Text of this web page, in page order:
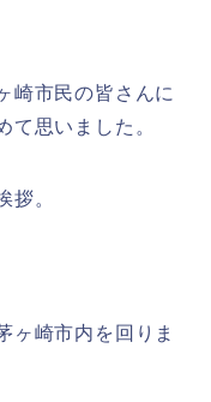
崎市民の皆さんに
て思いました。
拶。
ヶ崎市内を回りま